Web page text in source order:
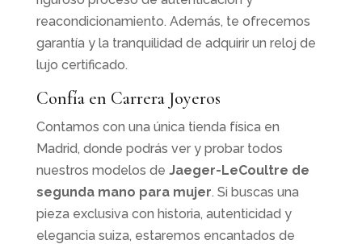
reacondicionamiento. Además, te ofrecemos
garantía y la tranquilidad de adquirir un reloj de
lujo certificado.
Confía en Carrera Joyeros
Contamos con una única tienda física en
Madrid, donde podrás ver y probar todos
nuestros modelos de Jaeger-LeCoultre de
segunda mano para mujer. Si buscas una
pieza exclusiva con historia, autenticidad y
elegancia suiza, estaremos encantados de